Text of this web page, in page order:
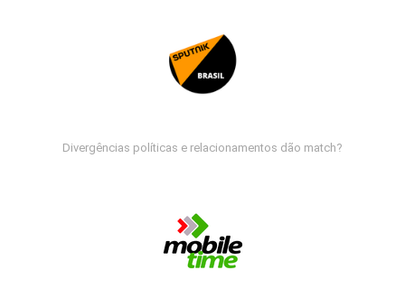
Divergências políticas e relacionamentos dão match?